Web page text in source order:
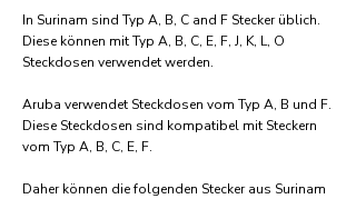
In Surinam sind Typ A, B, C and F Stecker üblich.
Diese können mit Typ A, B, C, E, F, J, K, L, O
Steckdosen verwendet werden.
Aruba verwendet Steckdosen vom Typ A, B und F.
Diese Steckdosen sind kompatibel mit Steckern
vom Typ A, B, C, E, F.
Daher können die folgenden Stecker aus Surinam